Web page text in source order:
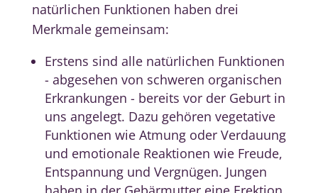
natürlichen Funktionen haben drei
Merkmale gemeinsam:
Erstens sind alle natürlichen Funktionen
- abgesehen von schweren organischen
Erkrankungen - bereits vor der Geburt in
uns angelegt. Dazu gehören vegetative
Funktionen wie Atmung oder Verdauung
und emotionale Reaktionen wie Freude,
Entspannung und Vergnügen. Jungen